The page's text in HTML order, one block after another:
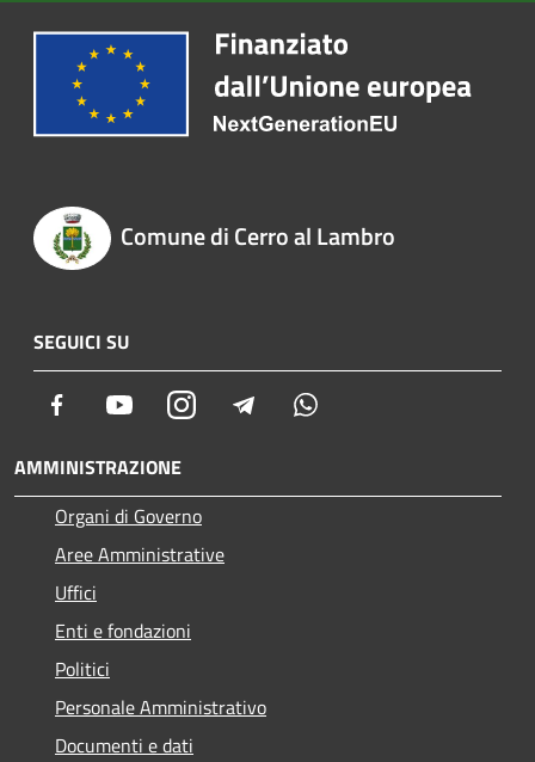
Comune di Cerro al Lambro
SEGUICI SU
Facebook YoutubeInstagram Telegram
AMMINISTRAZIONE
Organi di Governo
Aree Amministrative
Uffici
Enti e fondazioni
Politici
Personale Amministrativo
Documenti e dati